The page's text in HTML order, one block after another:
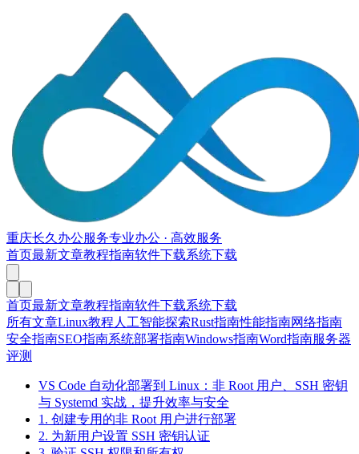
重庆长久办公服务专业办公 · 高效服务
首页最新文章教程指南软件下载系统下载
首页最新文章教程指南软件下载系统下载
所有文章Linux教程 人工智能探索Rust指南性能指南网络指南
安全指南SEO指南系统部署指南Windows指南Word指南服务器
评测
VS Code 自动化部署到 Linux：非 Root 用户、SSH 密钥
与 Systemd 实战，提升效率与安全
1. 创建专用的非 Root 用户进行部署
2. 为新用户设置 SSH 密钥认证